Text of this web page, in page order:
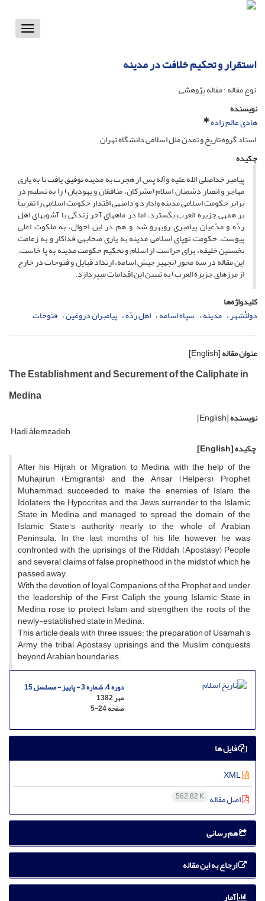
Toggle
استقرار و تحکیم خلافت در مدینه‏
نوع مقاله : مقاله پژوهشی
نویسنده
هادی عالم زاده
استاد گروه تاریخ و تمدن ملل اسلامى دانشگاه تهران
چکیده
پیامبر خداصلى الله علیه وآله پس از هجرت به مدینه توفیق یافت تا به یارى
مهاجر و انصار دشمنان اسلام (مشرکان، منافقان و یهودیان) را به تسلیم در
برابر حکومت اسلامى مدینه وادارد و دامنه‏ى اقتدار حکومت اسلامى را تقریباً
بر همه‏ى جزیرة العرب بگسترد، اما در ماه‏هاى آخر زندگى با آشوب‏هاى اهل
ردّه و مدّعیان پیامبرى روبه‏رو شد و هم در این احوال، به ملکوت اعلى
پیوست. حکومت نوپاى اسلامىِ مدینه به یارى صحابه‏ى فداکار و به زعامت
نخستین خلیفه، براى حراست از اسلام و تحکیم حکومت مدینه به پا خاست.
این مقاله در سه محور (تجهیز جیش اسامه، ارتداد قبایل و فتوحات در خارج
از مرزهاى جزیرة العرب) به تبیین این اقدامات مى‏پردازد.
کلیدواژه‌ها
دولتْ‏شهر مدینه سپاه اسامه اهل ردّه پیامبران دروغین فتوحات
عنوان مقاله[English]
The Establishment and Securement of the Caliphate in
Medina
نویسنده[English]
Hadi àlemzadeh
چکیده[English]
After his Hijrah, or Migration, to Medina, with the help of the
Muhajirun (Emigrants) and the Ansar (Helpers), Prophet
Muhammad succeeded to make the enemies of Islam, the
Idolaters, the Hypocrites and the Jews surrender to the Islamic
State in Medina and managed to spread the domain of the
Islamic State's authority nearly to the whole of Arabian
Peninsula. In the last momths of his life, however, he was
confronted with the uprisings of the Riddah (Apostasy) People
and several claims of false prophethood in the midst of which he
passed away.
With the devotion of loyal Companions of the Prophet and under
the leadership of the First Caliph, the young Islamic State in
Medina rose to protect Islam and strengthen the roots of the
newly-established state in Medina.
This article deals with three issues: the preparation of Usamah's
Army, the tribal Apostasy uprisings and the Muslim conquests
beyond Arabian boundaries.
دوره 4، شماره 3 - پاییز - مسلسل 15
مهر 1382
صفحه5-24
فایل ها
اصل مقاله 562.82 K
هم رسانی
ارجاع به این مقاله
آمار